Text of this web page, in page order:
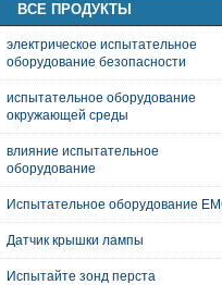
ВСЕ ПРОДУКТЫ
электрическое испытательное
оборудование безопасности
испытательное оборудование
окружающей среды
влияние испытательное
оборудование
Испытательное оборудование
Датчик крышки лампы
Испытайте зонд перста